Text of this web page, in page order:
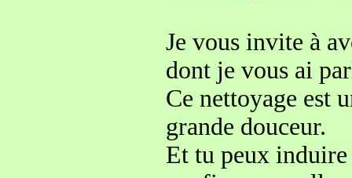
Je vous invite à
dont je vous ai
Ce nettoyage est
grande douceur.
Et tu peux